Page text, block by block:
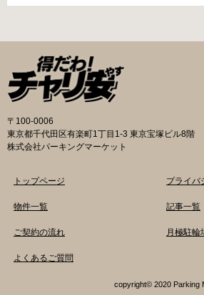
還料 2,500円 自転車の鍵
はこちら 堺市で撤去され
保管返還所 住所 堺区向陵
国ヶ丘自転車保管返還所
鳥八幡駅東出口 徒歩5分
堺市HPはこちら 吹田市で
保管所 住所 吹田市片山町1
還の際に必要な書類 返還
自転車駐輪場 利用方法 利
利用登録申請書を窓口に提
での利用登録になります。
不要です。 定期利用料金
屋根あり 一般：2,100円／
般：2,000円／月 屋根あり
屋根あり 障害者：1,000円
管理会社にお問い合わせ
す。 守口市HPはこちら
転車駐輪場の管理事務所
1,670円／月 減免：1,040
〒100-0006
東京都千代田区有楽町1丁目1-3 東京宝塚ビル8階
株式会社パーキングマーケット
トップページ
物件一覧
ご契約の流れ
よくあるご質問
プライバ
記事一覧
月極駐輪
copyright© 2020 Parking